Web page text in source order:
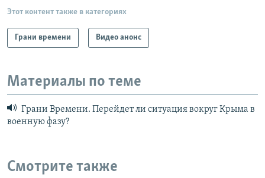
Этот контент также в категориях
Грани времени Видео анонс
Материалы по теме
Грани Времени. Перейдет ли ситуация вокруг Крыма в
военную фазу?
Смотрите также